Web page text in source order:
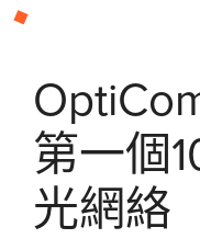
第一個
光網絡